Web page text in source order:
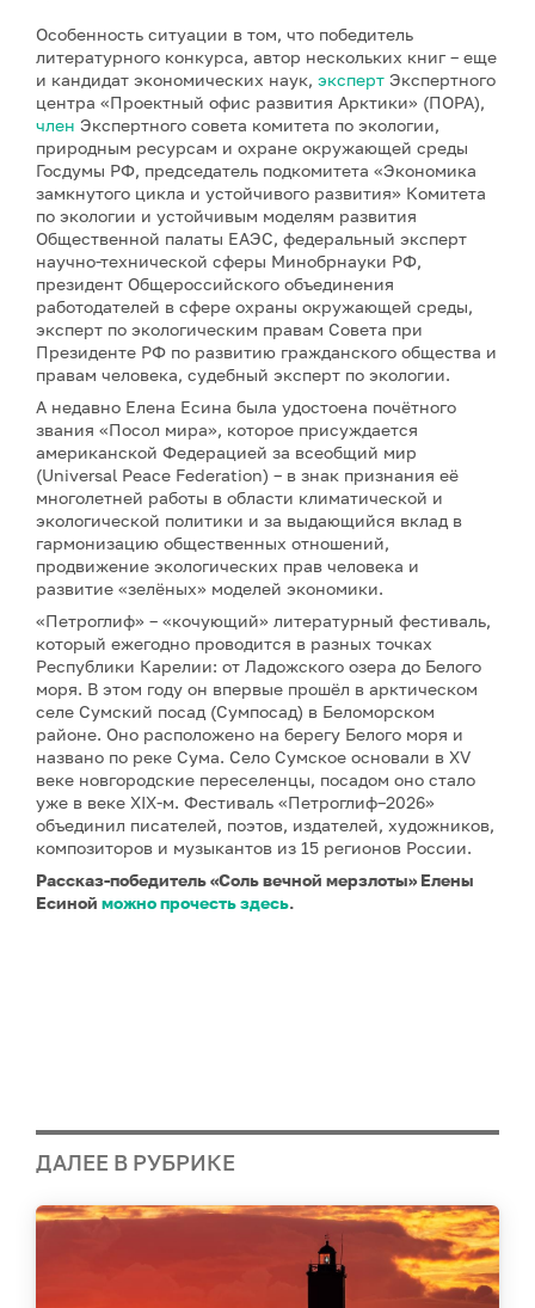
Особенность ситуации в том, что победитель
литературного конкурса, автор нескольких книг – еще
и кандидат экономических наук, эксперт Экспертного
центра «Проектный офис развития Арктики» (ПОРА),
член Экспертного совета комитета по экологии,
природным ресурсам и охране окружающей среды
Госдумы РФ, председатель подкомитета «Экономика
замкнутого цикла и устойчивого развития» Комитета
по экологии и устойчивым моделям развития
Общественной палаты ЕАЭС, федеральный эксперт
научно-технической сферы Минобрнауки РФ,
президент Общероссийского объединения
работодателей в сфере охраны окружающей среды,
эксперт по экологическим правам Совета при
Президенте РФ по развитию гражданского общества и
правам человека, судебный эксперт по экологии.
А недавно Елена Есина была удостоена почётного
звания «Посол мира», которое присуждается
американской Федерацией за всеобщий мир
(Universal Peace Federation) – в знак признания её
многолетней работы в области климатической и
экологической политики и за выдающийся вклад в
гармонизацию общественных отношений,
продвижение экологических прав человека и
развитие «зелёных» моделей экономики.
«Петроглиф» – «кочующий» литературный фестиваль,
который ежегодно проводится в разных точках
Республики Карелии: от Ладожского озера до Белого
моря. В этом году он впервые прошёл в арктическом
селе Сумский посад (Сумпосад) в Беломорском
районе. Оно расположено на берегу Белого моря и
названо по реке Сума. Село Сумское основали в XV
веке новгородские переселенцы, посадом оно стало
уже в веке XIX-м. Фестиваль «Петроглиф–2026»
объединил писателей, поэтов, издателей, художников,
композиторов и музыкантов из 15 регионов России.
Рассказ-победитель «Соль вечной мерзлоты» Елены
Есиной можно прочесть здесь.
ДАЛЕЕ В РУБРИКЕ